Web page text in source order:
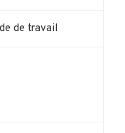
de travail